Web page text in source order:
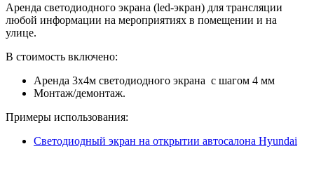
Аренда светодиодного экрана (led-экран) для трансляции
любой информации на мероприятиях в помещении и на
улице.
В стоимость включено:
Аренда 3х4м светодиодного экрана с шагом 4 мм
Монтаж/демонтаж.
Примеры использования:
Светодиодный экран на открытии автосалона Hyundai